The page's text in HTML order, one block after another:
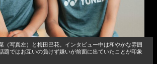
（写真左）と梅田巴花。インタビュー中は和やかな雰囲
題ではお互いの負けず嫌いが前面に出ていたことが印象